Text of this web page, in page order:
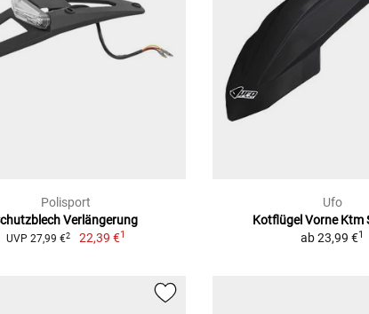
Polisport
Verlängerung
UVP 27,99 €2 22,39 €1
Ufo
Kotflügel Vorne Ktm
ab23,99 €1